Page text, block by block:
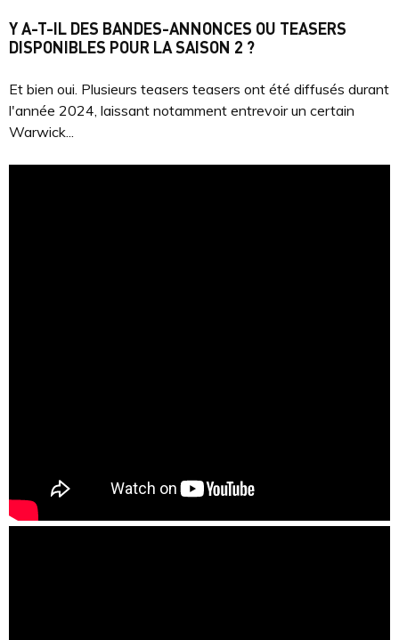
Y A-T-IL DES BANDES-ANNONCES OU TEASERS
DISPONIBLES POUR LA SAISON 2 ?
Et bien oui. Plusieurs teasers teasers ont été diffusés durant
l'année 2024, laissant notamment entrevoir un certain
Warwick...